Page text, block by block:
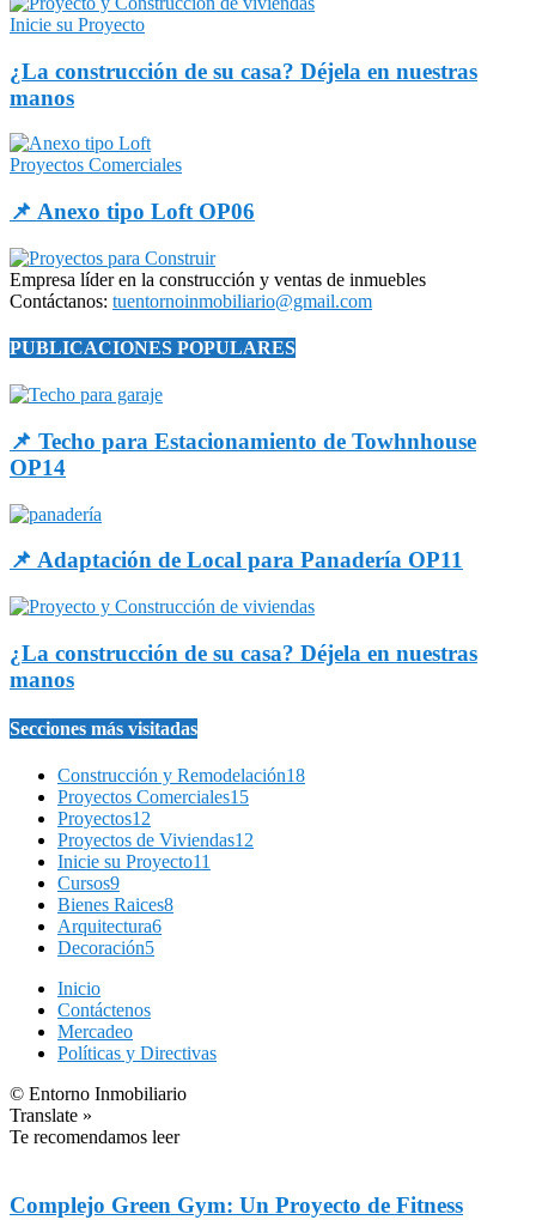
Inicie su Proyecto
¿La construcción de su casa? Déjela en nuestras
manos
Proyectos Comerciales
📌 Anexo tipo Loft OP06
Empresa líder en la construcción y ventas de inmuebles
Contáctanos: tuentornoinmobiliario@gmail.com
PUBLICACIONES POPULARES
📌 Techo para Estacionamiento de Towhnhouse
OP14
📌 Adaptación de Local para Panadería OP11
¿La construcción de su casa? Déjela en nuestras
manos
Secciones más visitadas
Construcción y Remodelación18
Proyectos Comerciales15
Proyectos12
Proyectos de Viviendas12
Inicie su Proyecto11
Cursos9
Bienes Raices8
Arquitectura6
Decoración5
Inicio
Contáctenos
Mercadeo
Políticas y Directivas
© Entorno Inmobiliario
Translate »
Te recomendamos leer
Complejo Green Gym: Un Proyecto de Fitness